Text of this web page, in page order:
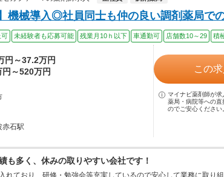
機械導入◎社員同士も仲の良い調剤薬局での
可 未経験者も応募可能 残業月10ｈ以下 車通勤可 店舗数10～29 積
円～37.2万円
円～520万円
赤石駅
この
マイナビ薬剤師が求
薬局・病院等への
のでご安心ください
も多く、休みの取りやすい会社です！
れており、研修・勉強会等充実しているので安心して業務に取り